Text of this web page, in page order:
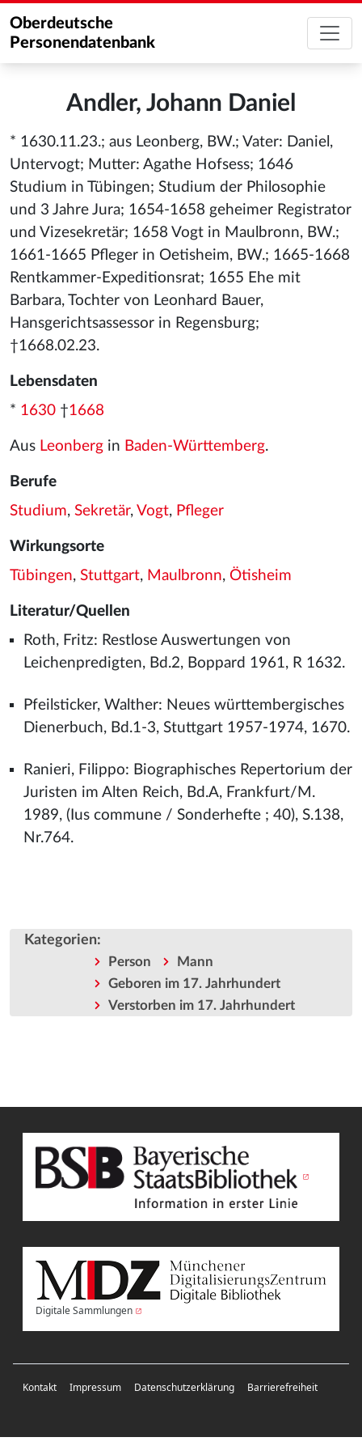
Oberdeutsche
Personendatenbank
Andler, Johann Daniel
* 1630.11.23.; aus Leonberg, BW.; Vater: Daniel,
Untervogt; Mutter: Agathe Hofsess; 1646
Studium in Tübingen; Studium der Philosophie
und 3 Jahre Jura; 1654-1658 geheimer Registrator
und Vizesekretär; 1658 Vogt in Maulbronn, BW.;
1661-1665 Pfleger in Oetisheim, BW.; 1665-1668
Rentkammer-Expeditionsrat; 1655 Ehe mit
Barbara, Tochter von Leonhard Bauer,
Hansgerichtsassessor in Regensburg;
†1668.02.23.
Lebensdaten
* 1630 †1668
Aus Leonberg in Baden-Württemberg.
Berufe
Studium, Sekretär, Vogt, Pfleger
Wirkungsorte
Tübingen, Stuttgart, Maulbronn, Ötisheim
Literatur/Quellen
Roth, Fritz: Restlose Auswertungen von
Leichenpredigten, Bd.2, Boppard 1961, R 1632.
Pfeilsticker, Walther: Neues württembergisches
Dienerbuch, Bd.1-3, Stuttgart 1957-1974, 1670.
Ranieri, Filippo: Biographisches Repertorium der
Juristen im Alten Reich, Bd.A, Frankfurt/M.
1989, (Ius commune / Sonderhefte ; 40), S.138,
Nr.764.
Kategorien:
Person
Mann
Geboren im 17. Jahrhundert
Verstorben im 17. Jahrhundert
Digitale Sammlungen
Kontakt Impressum Datenschutzerklärung Barrierefreiheit